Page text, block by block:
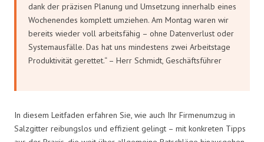
dank der präzisen Planung und Umsetzung innerhalb eines
Wochenendes komplett umziehen. Am Montag waren wir
bereits wieder voll arbeitsfähig – ohne Datenverlust oder
Systemausfälle. Das hat uns mindestens zwei Arbeitstage
Produktivität gerettet.“ – Herr Schmidt, Geschäftsführer
In diesem Leitfaden erfahren Sie, wie auch Ihr Firmenumzug in
Salzgitter reibungslos und effizient gelingt – mit konkreten Tipps